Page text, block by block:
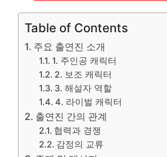
Table of Contents
주요 출연진 소개
1. 주인공 캐릭터
2. 보조 캐릭터
3. 해설자 역할
4. 라이벌 캐릭터
출연진 간의 관계
협력과 경쟁
감정의 교류